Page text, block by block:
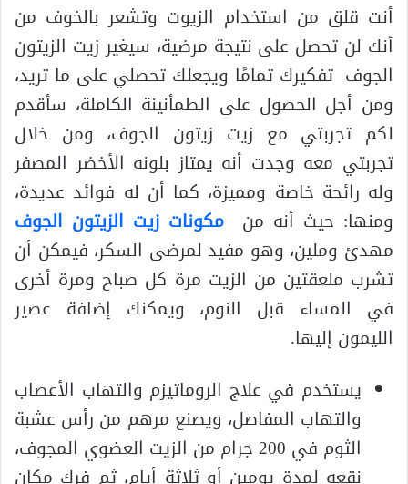
أنت قلق من استخدام الزيوت وتشعر بالخوف من
أنك لن تحصل على نتيجة مرضية، سيغير زيت الزيتون
الجوف تفكيرك تمامًا ويجعلك تحصلي على ما تريد،
ومن أجل الحصول على الطمأنينة الكاملة، سأقدم
لكم تجربتي مع زيت زيتون الجوف، ومن خلال
تجربتي معه وجدت أنه يمتاز بلونه الأخضر المصفر
وله رائحة خاصة ومميزة، كما أن له فوائد عديدة،
ومنها: حيث أنه من مكونات زيت الزيتون الجوف
مهدئ وملين، وهو مفيد لمرضى السكر، فيمكن أن
تشرب ملعقتين من الزيت مرة كل صباح ومرة ​​أخرى
في المساء قبل النوم، ويمكنك إضافة عصير
الليمون إليها.
يستخدم في علاج الروماتيزم والتهاب الأعصاب
والتهاب المفاصل، ويصنع مرهم من رأس عشبة
الثوم في 200 جرام من الزيت العضوي المجوف،